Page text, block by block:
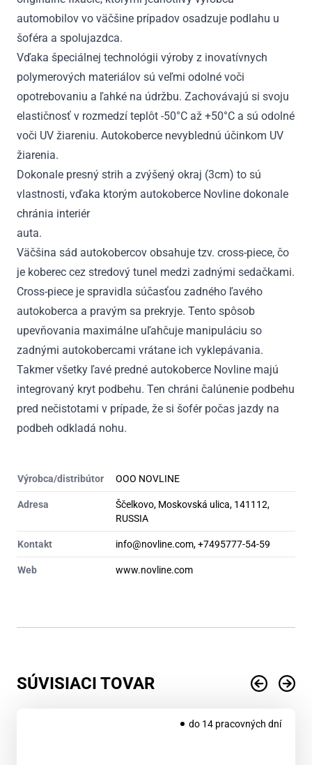
automobilov vo väčšine prípadov osadzuje podlahu u
šoféra a spolujazdca.
Vďaka špeciálnej technológii výroby z inovatívnych
polymerových materiálov sú veľmi odolné voči
opotrebovaniu a ľahké na údržbu. Zachovávajú si svoju
elastičnosť v rozmedzí teplôt -50°C až +50°C a sú odolné
voči UV žiareniu. Autokoberce nevyblednú účinkom UV
žiarenia.
Dokonale presný strih a zvýšený okraj (3cm) to sú
vlastnosti, vďaka ktorým autokoberce Novline dokonale
chránia interiér
Väčšina sád autokobercov obsahuje tzv. cross-piece, čo
je koberec cez stredový tunel medzi zadnými sedačkami.
Cross-piece je spravidla súčasťou zadného ľavého
autokoberca a pravým sa prekryje. Tento spôsob
upevňovania maximálne uľahčuje manipuláciu so
zadnými autokobercami vrátane ich vyklepávania.
Takmer všetky ľavé predné autokoberce Novline majú
integrovaný kryt podbehu. Ten chráni čalúnenie podbehu
pred nečistotami v prípade, že si šofér počas jazdy na
podbeh odkladá nohu.
Výrobca/distribútor OOO NOVLINE
Adresa
Ščelkovo, Moskovská ulica, 141112,
RUSSIA
Kontakt info@novline.com, +7495777-54-59
Web www.novline.com
SÚVISIACI TOVAR
do 14 pracovných dní